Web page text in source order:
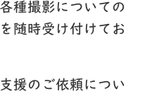
種撮影についての
随時受け付けてお
援のご依頼につい